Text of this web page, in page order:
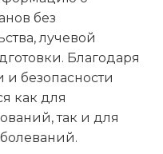
без
лучевой
Благодаря
безопасности
как для
так и для